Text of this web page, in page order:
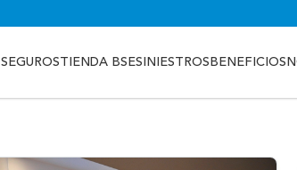
SEGUROSTIENDA BSESINIESTROS BENEFICIOS